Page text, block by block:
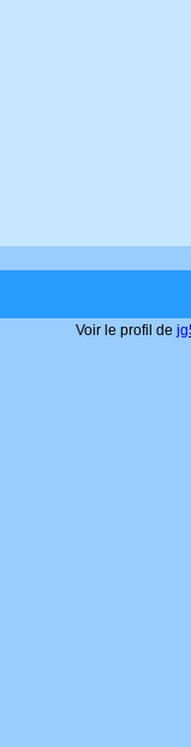
Voir le profil de